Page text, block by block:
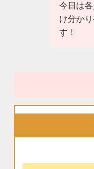
今日は
け分か
す！